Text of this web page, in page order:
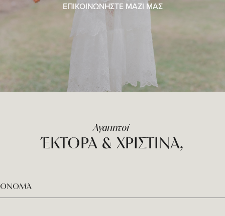
ΕΠΙΚΟΙΝΩΝΗΣΤΕ ΜΑΖΙ ΜΑΣ
Αγαπητοί
ΈΚΤΟΡΑ & ΧΡΙΣΤΙΝΑ,